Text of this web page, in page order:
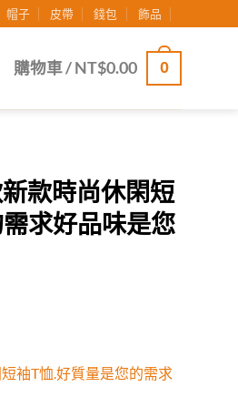
帽子 皮帶 錢包 飾品
購物車 /NT$0.00 0
款時尚休閑短
求好品味是您
袖T恤.好質量是您的需求